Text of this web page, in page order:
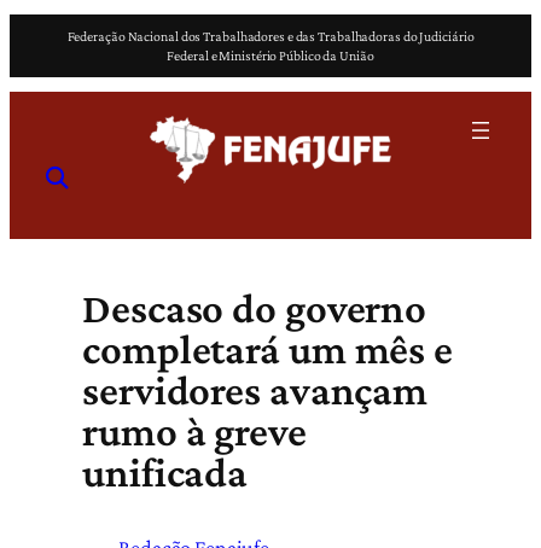
o
Federação Nacional dos Trabalhadores e das Trabalhadoras do Judiciário
Federal e Ministério Público da União
Descaso do governo
completará um mês e
servidores avançam
rumo à greve
unificada